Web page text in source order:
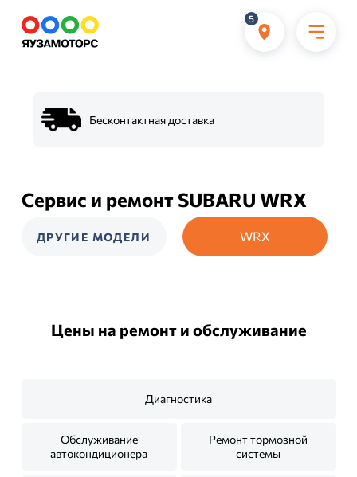
5
Бесконтактная доставка
Сервис и ремонт SUBARU WRX
ДРУГИЕ МОДЕЛИ WRX
Цены на ремонт и обслуживание
Диагностика
Обслуживание
автокондиционера
Ремонт тормозной
системы